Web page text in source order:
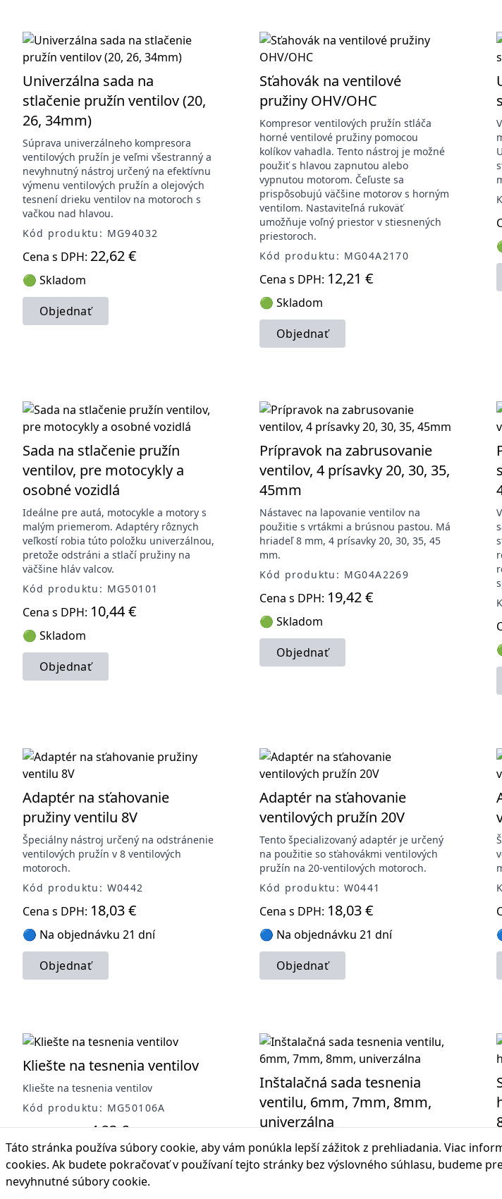
Univerzálna sada na
stlačenie pružín ventilov (20,
26, 34mm)
Súprava univerzálneho kompresora
ventilových pružín je veľmi všestranný a
nevyhnutný nástroj určený na efektívnu
výmenu ventilových pružín a olejových
tesnení drieku ventilov na motoroch s
vačkou nad hlavou.
Kód produktu: MG94032
Cena s DPH: 22,62 €
🟢 Skladom
Objednať
Sťahovák na ventilové
pružiny OHV/OHC
Kompresor ventilových pružín stláča
horné ventilové pružiny pomocou
kolíkov vahadla. Tento nástroj je možné
použiť s hlavou zapnutou alebo
vypnutou motorom. Čeľuste sa
prispôsobujú väčšine motorov s horným
ventilom. Nastaviteľná rukoväť
umožňuje voľný priestor v stiesnených
priestoroch.
Kód produktu: MG04A2170
Cena s DPH: 12,21 €
🟢 Skladom
Objednať
Sada na stlačenie pružín
ventilov, pre motocykly a
osobné vozidlá
Ideálne pre autá, motocykle a motory s
malým priemerom. Adaptéry rôznych
veľkostí robia túto položku univerzálnou,
pretože odstráni a stlačí pružiny na
väčšine hláv valcov.
Kód produktu: MG50101
Cena s DPH: 10,44 €
🟢 Skladom
Objednať
Prípravok na zabrusovanie
ventilov, 4 prísavky 20, 30, 35,
45mm
Nástavec na lapovanie ventilov na
použitie s vrtákmi a brúsnou pastou. Má
hriadeľ 8 mm, 4 prísavky 20, 30, 35, 45
mm.
Kód produktu: MG04A2269
Cena s DPH: 19,42 €
🟢 Skladom
Objednať
Adaptér na sťahovanie
pružiny ventilu 8V
Špeciálny nástroj určený na odstránenie
ventilových pružín v 8 ventilových
motoroch.
Kód produktu: W0442
Cena s DPH: 18,03 €
🔵 Na objednávku 21 dní
Objednať
Adaptér na sťahovanie
ventilových pružín 20V
Tento špecializovaný adaptér je určený
na použitie so sťahovákmi ventilových
pružín na 20-ventilových motoroch.
Kód produktu: W0441
Cena s DPH: 18,03 €
🔵 Na objednávku 21 dní
Objednať
Kliešte na tesnenia ventilov
Kliešte na tesnenia ventilov
Kód produktu: MG50106A
Cena s DPH:4,23 €
🔴 Vypredané
Inštalačná sada tesnenia
ventilu, 6mm, 7mm, 8mm,
univerzálna
Inštalačná sada tesnenia ventilu, 6mm,
7mm, 8mm, univerzálna
Táto stránka používa súbory cookie, aby vám ponúkla lepší zážitok z prehliadania. Viac
cookies. Ak budete pokračovať v používaní tejto stránky bez výslovného súhlasu, budeme
nevyhnutné súbory cookie.